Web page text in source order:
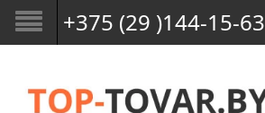
+375 (29 )144-15-63